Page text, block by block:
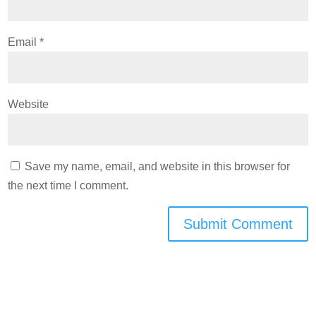
Email*
Website
Save my name, email, and website in this browser for
the next time I comment.